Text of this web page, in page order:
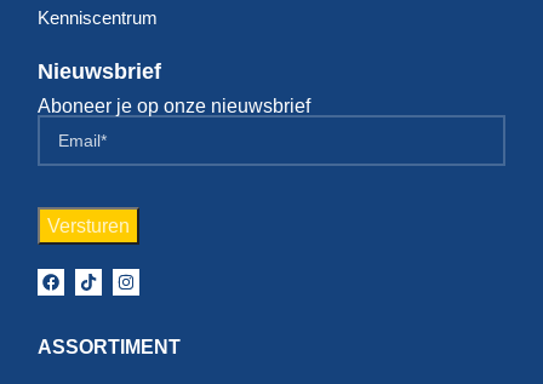
Kenniscentrum
Nieuwsbrief
Aboneer je op onze nieuwsbrief
ASSORTIMENT